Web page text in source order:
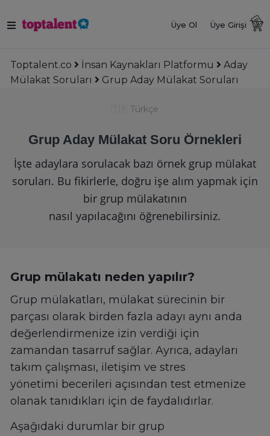
Üye Ol Üye Girişi
Toptalent.co İnsan Kaynakları Platformu
Aday
Mülakat Soruları
Grup Aday Mülakat Soruları
Türkçe
Grup Aday Mülakat Soru Örnekleri
İşte adaylara sorulacak bazı örnek grup mülakat
soruları. Bu fikirlerle, doğru işe alım yapmak için
bir grup mülakatının
nasıl yapılacağını öğrenebilirsiniz.
Grup mülakatı neden yapılır?
Grup mülakatları, mülakat sürecinin bir
parçası olarak birden fazla adayı aynı anda
değerlendirmenize izin verdiği için
zamandan tasarruf sağlar. Ayrıca, adayları
takım çalışması, iletişim ve stres
yönetimi becerileri açısından test etmenize
olanak tanıdıkları için de faydalıdırlar.
Aşağıdaki durumlar bir grup